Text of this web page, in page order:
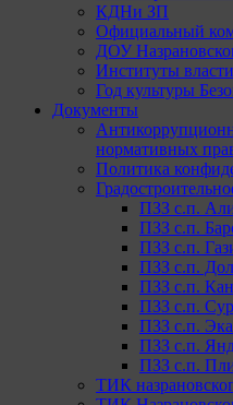
КДНи ЗП
Официальный
ДОУ
Институты
Год культуры
Документы
нормативных
Политика
ПЗЗ с.п.
ПЗЗ с.п.
ПЗЗ с.п.
ПЗЗ с.п.
ПЗЗ с.п.
ПЗЗ с.п.
ПЗЗ с.п.
ПЗЗ с.п.
ПЗЗ с.п.
ТИК